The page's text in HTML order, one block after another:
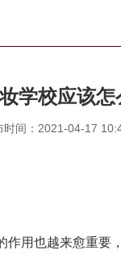
学校应该怎
时间：2021-04-17
用也越来愈重要，